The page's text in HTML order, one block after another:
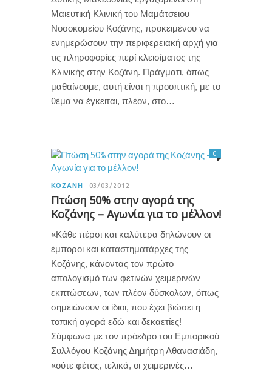
Μαιευτική Κλινική του Μαμάτσειου
Νοσοκομείου Κοζάνης, προκειμένου να
ενημερώσουν την περιφερειακή αρχή για
τις πληροφορίες περί κλεισίματος της
Κλινικής στην Κοζάνη. Πράγματι, όπως
μαθαίνουμε, αυτή είναι η προοπτική, με το
θέμα να έγκειται, πλέον, στο…
ΚΟΖΆΝΗ 03/03/2012
Πτώση 50% στην αγορά της
Κοζάνης – Αγωνία για το μέλλον!
0
«Κάθε πέρσι και καλύτερα δηλώνουν οι
έμποροι και καταστηματάρχες της
Κοζάνης, κάνοντας τον πρώτο
απολογισμό των φετινών χειμερινών
εκπτώσεων, των πλέον δύσκολων, όπως
σημειώνουν οι ίδιοι, που έχει βιώσει η
τοπική αγορά εδώ και δεκαετίες!
Σύμφωνα με τον πρόεδρο του Εμπορικού
Συλλόγου Κοζάνης Δημήτρη Αθανασιάδη,
«ούτε φέτος, τελικά, οι χειμερινές…